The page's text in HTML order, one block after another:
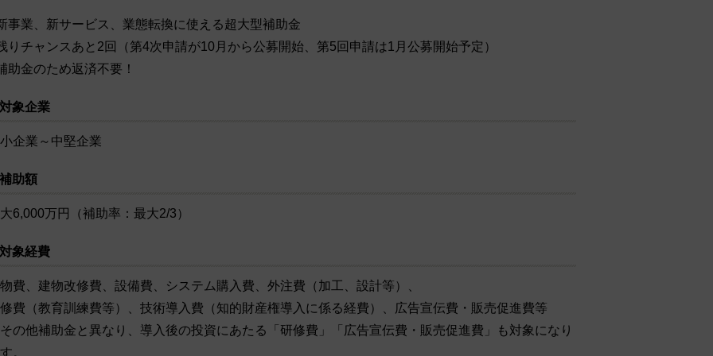
事業、新サービス、業態転換に使える超大型補助金
りチャンスあと2回（第4次申請が10月から公募開始、第5回申請は1月公募開始予定）
助金のため返済不要！
対象企業
企業～中堅企業
補助額
6,000万円（補助率：最大2/3）
対象経費
費、建物改修費、設備費、システム購入費、外注費（加工、設計等）、
費（教育訓練費等）、技術導入費（知的財産権導入に係る経費）、広告宣伝費・販売促進費等
の他補助金と異なり、導入後の投資にあたる「研修費」「広告宣伝費・販売促進費」も対象になり
。